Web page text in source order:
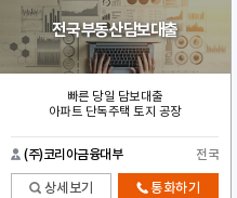
전국 부동산 담보대출
빠른 당일 담보대출
아파트 단독주택 토지 공장
(주)코리아금융대부 전국
상세보기 통화하기